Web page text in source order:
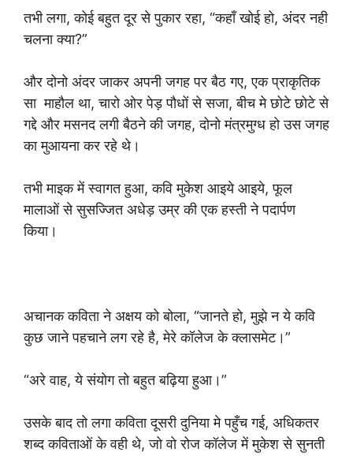
तभी लगा, कोई बहुत दूर से पुकार रहा, “कहाँ खोई हो, अंदर नही
चलना क्या?”
और दोनो अंदर जाकर अपनी जगह पर बैठ गए, एक प्राकृतिक
सा माहौल था, चारो ओर पेड़ पौधों से सजा, बीच मे छोटे छोटे से
गद्दे और मसनद लगी बैठने की जगह, दोनो मंत्रमुग्ध हो उस जगह
का मुआयना कर रहे थे।
तभी माइक में स्वागत हुआ, कवि मुकेश आइये आइये, फूल
मालाओं से सुसज्जित अधेड़ उम्र की एक हस्ती ने पदार्पण
किया।
अचानक कविता ने अक्षय को बोला, “जानते हो, मुझे न ये कवि
कुछ जाने पहचाने लग रहे है, मेरे कॉलेज के क्लासमेट।”
“अरे वाह, ये संयोग तो बहुत बढ़िया हुआ।”
उसके बाद तो लगा कविता दूसरी दुनिया मे पहुँच गई, अधिकतर
शब्द कविताओं के वही थे, जो वो रोज कॉलेज में मुकेश से सुनती